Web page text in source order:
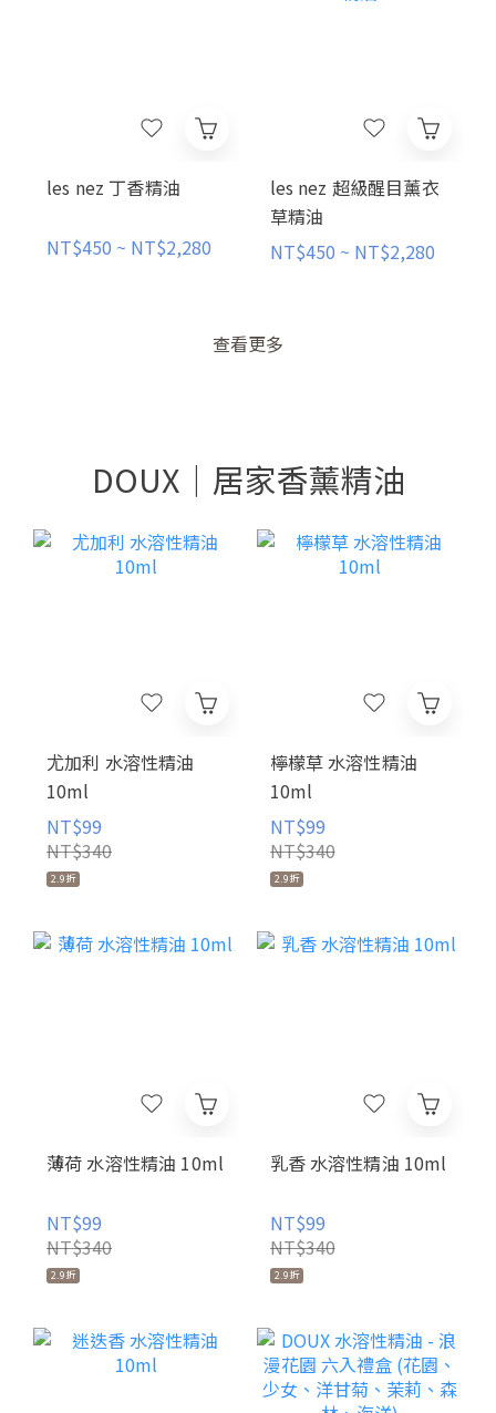
les nez 丁香精油
NT$450 ~ NT$2,280
les nez 超級醒目薰衣
草精油
NT$450 ~ NT$2,280
查看更多
DOUX｜居家香薰精油
尤加利 水溶性精油
10ml
NT$99
NT$340
2.9折
檸檬草 水溶性精油
10ml
NT$99
NT$340
2.9折
薄荷 水溶性精油 10ml
NT$99
NT$340
2.9折
乳香 水溶性精油 10ml
NT$99
NT$340
2.9折